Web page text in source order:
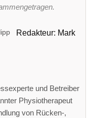
Redakteur: Mark
und Betreiber
Physiotherapeut
von Rücken-,